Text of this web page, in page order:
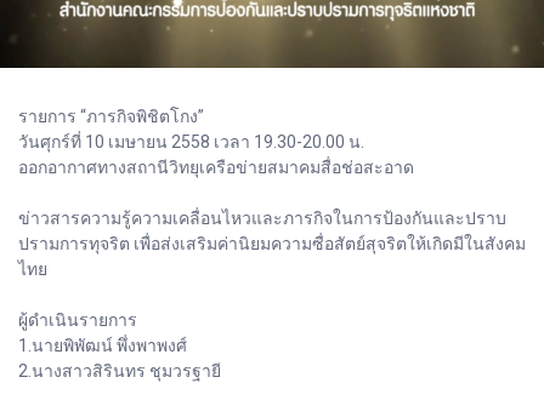
รายการ “ภารกิจพิชิตโกง”
วันศุกร์ที่ 10 เมษายน 2558 เวลา 19.30-20.00 น.
ออกอากาศทางสถานีวิทยุเครือข่ายสมาคมสื่อช่อสะอาด
ข่าวสารความรู้ความเคลื่อนไหวและภารกิจในการป้องกันและปราบ
ปรามการทุจริต เพื่อส่งเสริมค่านิยมความซื่อสัตย์สุจริตให้เกิดมีในสังคม
ไทย
ผู้ดำเนินรายการ
1.นายพิพัฒน์ พึ่งพาพงศ์
2.นางสาวสิรินทร ชุมวรฐายี